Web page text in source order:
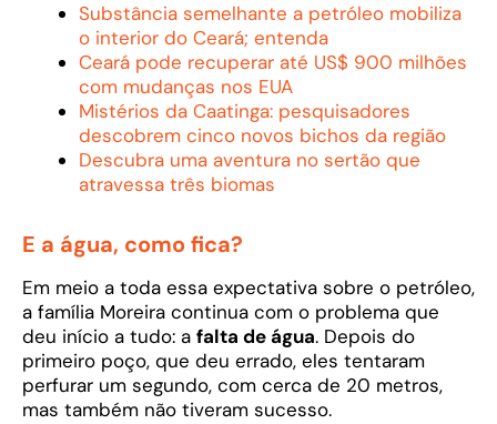
Substância semelhante a petróleo mobiliza
o interior do Ceará; entenda
Ceará pode recuperar até US$ 900 milhões
com mudanças nos EUA
Mistérios da Caatinga: pesquisadores
descobrem cinco novos bichos da região
Descubra uma aventura no sertão que
atravessa três biomas
E a água, como fica?
Em meio a toda essa expectativa sobre o petróleo,
a família Moreira continua com o problema que
deu início a tudo: a falta de água. Depois do
primeiro poço, que deu errado, eles tentaram
perfurar um segundo, com cerca de 20 metros,
mas também não tiveram sucesso.